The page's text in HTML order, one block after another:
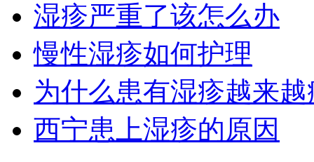
湿疹严重了该怎么办
慢性湿疹如何护理
为什么患有湿疹越来越
西宁患上湿疹的原因